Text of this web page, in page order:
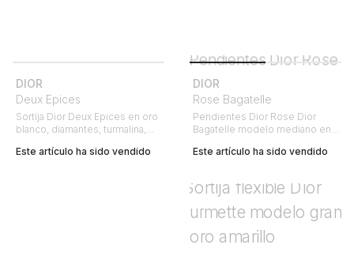
DIOR
Deux Epices
Sortija Dior Deux Epices en oro
blanco, diamantes, turmalina,
Este artículo ha sido vendido
DIOR
Rose Bagatelle
Pendientes Dior Rose Dior
Bagatelle modelo mediano en
Este artículo ha sido vendido